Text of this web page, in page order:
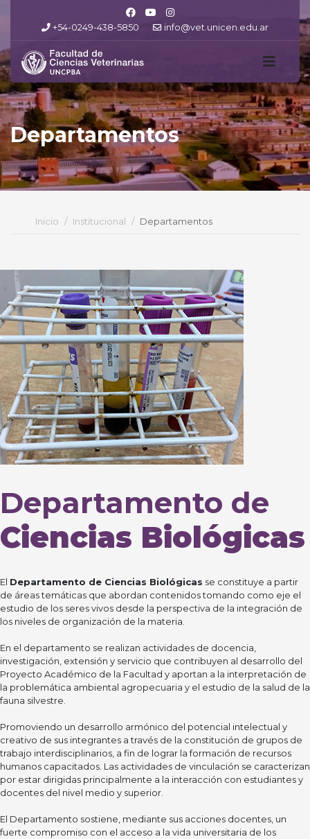
+54-0249-438-5850 info@vet.unicen.edu.ar
Departamentos
Inicio Institucional Departamentos
Departamento de
Ciencias Biológicas
El Departamento de Ciencias Biológicas se constituye a partir
de áreas temáticas que abordan contenidos tomando como eje el
estudio de los seres vivos desde la perspectiva de la integración de
los niveles de organización de la materia.
En el departamento se realizan actividades de docencia,
investigación, extensión y servicio que contribuyen al desarrollo del
Proyecto Académico de la Facultad y aportan a la interpretación de
la problemática ambiental agropecuaria y el estudio de la salud de la
fauna silvestre.
Promoviendo un desarrollo armónico del potencial intelectual y
creativo de sus integrantes a través de la constitución de grupos de
trabajo interdisciplinarios, a fin de lograr la formación de recursos
humanos capacitados. Las actividades de vinculación se caracterizan
por estar dirigidas principalmente a la interacción con estudiantes y
docentes del nivel medio y superior.
El Departamento sostiene, mediante sus acciones docentes, un
fuerte compromiso con el acceso a la vida universitaria de los